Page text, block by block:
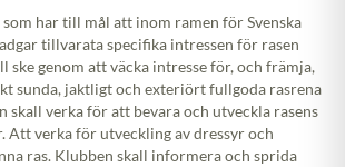
har till mål att inom ramen för Svenska
tillvarata specifika intressen för rasen
ske genom att väcka intresse för, och främja,
sunda, jaktligt och exteriört fullgoda rasrena
skall verka för att bevara och utveckla rasens
Att verka för utveckling av dressyr och
ras. Klubben skall informera och sprida